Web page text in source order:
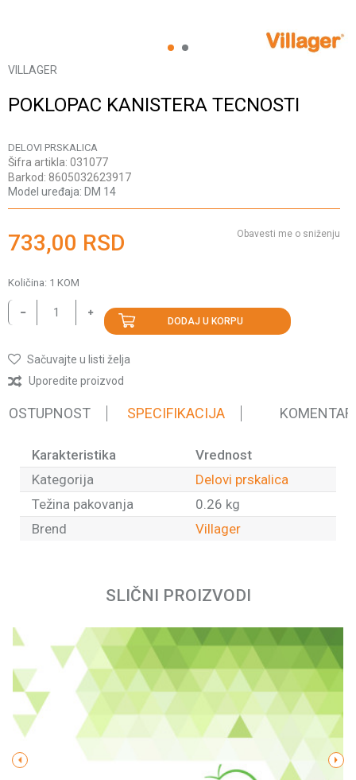
1 2
VILLAGER
POKLOPAC KANISTERA TECNOSTI
DELOVI PRSKALICA
Šifra artikla: 031077
Barkod: 8605032623917
Model uređaja: DM 14
733,00 RSD Obavesti me o sniženju
Količina: 1 KOM
DODAJ U KORPU
Sačuvajte u listi želja
Uporedite proizvod
SPECIFIKACIJA
Karakteristika
Vrednost
Kategorija
Delovi prskalica
Težina pakovanja
0.26 kg
Brend
Villager
Poruka
SLIČNI PROIZVODI